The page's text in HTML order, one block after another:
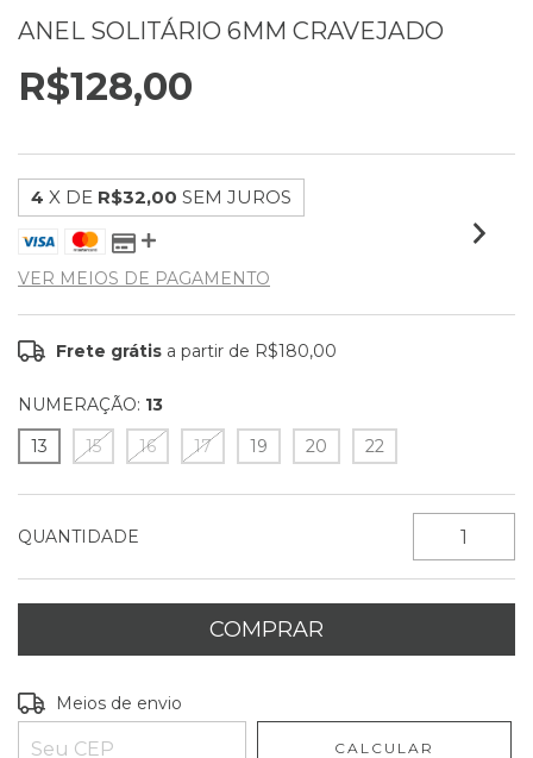
ANEL SOLITÁRIO 6MM CRAVEJADO
R$128,00
4 X DE R$32,00 SEM JUROS
VER MEIOS DE PAGAMENTO
Frete grátis a partir de R$180,00
NUMERAÇÃO: 13
13
15 16 17 19 20 22
QUANTIDADE
Entregas para o CEP:
Meios de envio
CALCULAR